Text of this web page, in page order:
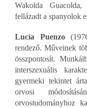
Wakolda
fellázadt a spanyolok
Lucía Puenzo
rendező. Műveinek
összpontosít.
interszexuális
gyermeki tekintet
orvosi
orvostudományhoz